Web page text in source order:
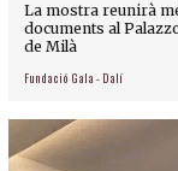
La mostra reunirà
documents al
de Milà
Fundació Gala - Dalí